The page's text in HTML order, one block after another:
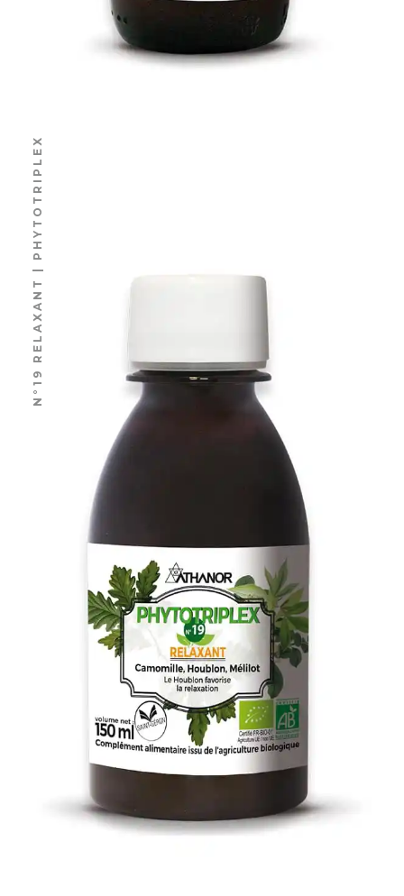
N°19 RELAXANT | PHYTOTRIPLEX